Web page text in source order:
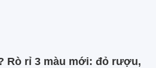
Rò rỉ 3 màu mới: đỏ rượu,